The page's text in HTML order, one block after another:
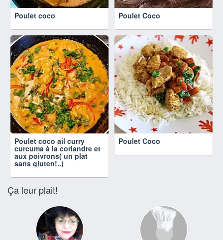
Poulet coco Poulet Coco
Poulet coco ail curry
curcuma à la coriandre et
aux poivrons( un plat
sans gluten!..)
Poulet Coco
Ça leur plait!